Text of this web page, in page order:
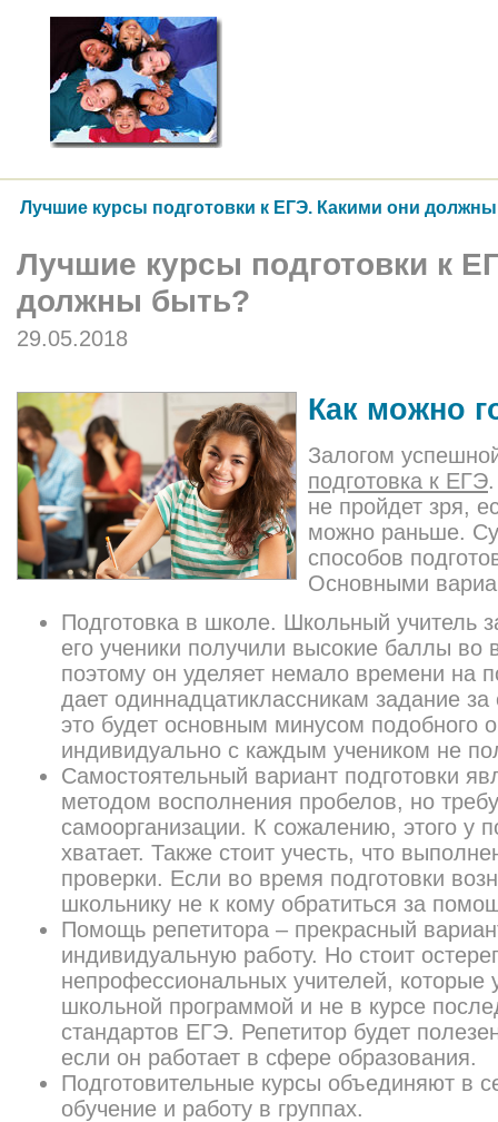
Лучшие курсы подготовки к ЕГЭ. Какими они
Лучшие курсы подготовки к
должны быть?
29.05.2018
Как можно
Залогом
подготовка к ЕГЭ
не пройдет зря,
можно раньше.
способов
Основными
Подготовка в школе. Школьный учитель
его ученики получили высокие баллы во
поэтому он уделяет немало времени на
дает одиннадцатиклассникам задание за
это будет основным минусом подобного
индивидуально с каждым учеником не
Самостоятельный вариант подготовки
методом восполнения пробелов, но
самоорганизации. К сожалению, этого у
хватает. Также стоит учесть, что
проверки. Если во время подготовки
школьнику не к кому обратиться за
Помощь репетитора – прекрасный
индивидуальную работу. Но стоит
непрофессиональных учителей, которые
школьной программой и не в курсе
стандартов ЕГЭ. Репетитор будет
если он работает в сфере образования.
Подготовительные курсы объединяют в
обучение и работу в группах.